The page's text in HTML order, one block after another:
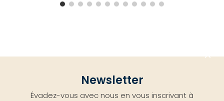
Newsletter
Évadez-vous avec nous en vous inscrivant à